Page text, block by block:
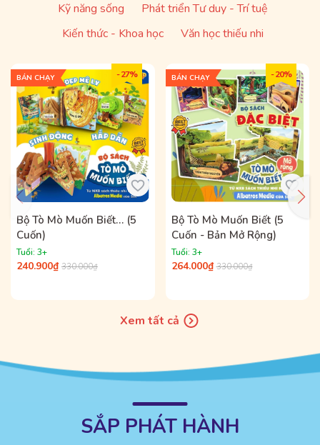
Kỹ năng sống
Phát triển Tư duy - Trí tuệ
Kiến thức - Khoa học
Văn học thiếu nhi
- 27%
BÁN CHẠY
Bộ Tò Mò Muốn Biết… (5
Cuốn)
Tuổi: 3+
240.900₫ 330.000₫
- 20%
BÁN CHẠY
Bộ Tò Mò Muốn Biết (5
Cuốn - Bản Mở Rộng)
Tuổi: 3+
264.000₫ 330.000₫
Xem tất cả
SẮP PHÁT HÀNH